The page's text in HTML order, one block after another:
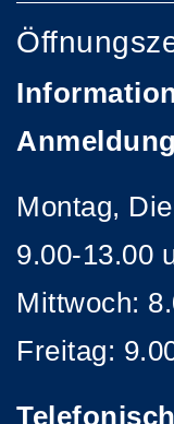
Montag,
9.00-13.00
Mittwoch:
Freitag: